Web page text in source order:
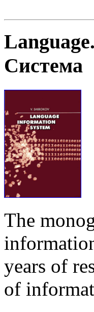
Система
The
years of
of